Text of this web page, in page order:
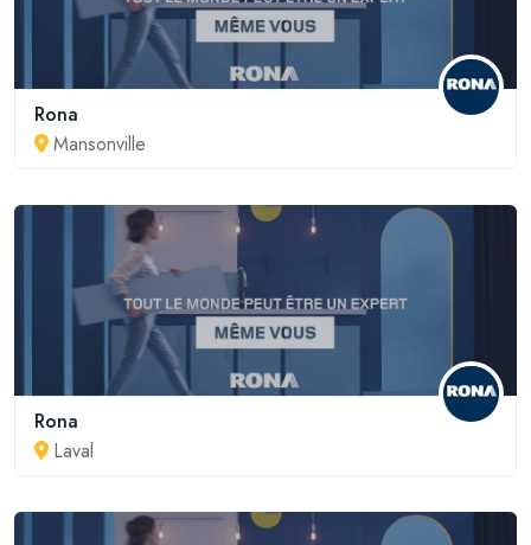
Rona
Mansonville
Rona
Laval